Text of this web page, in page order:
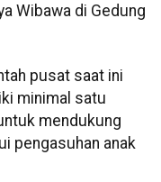
Wibawa di Gedung
pusat saat ini
minimal satu
mendukung
pengasuhan anak